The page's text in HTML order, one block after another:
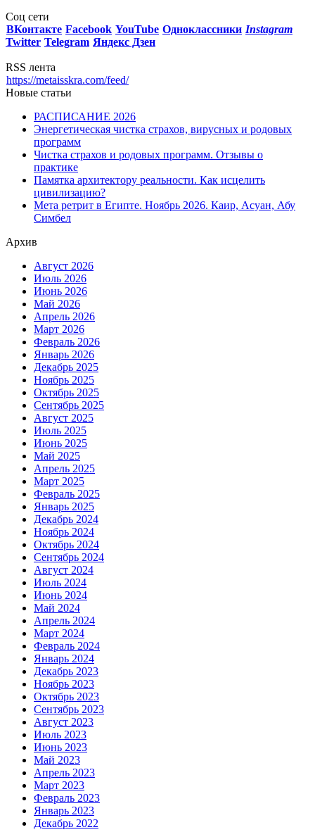
Соц сети
ВКонтакте Facebook YouTube Одноклассники Instagram
Twitter Telegram Яндекс Дзен
RSS лента
https://metaisskra.com/feed/
Новые статьи
РАСПИСАНИЕ 2026
Энергетическая чистка страхов, вирусных и родовых
программ
Чистка страхов и родовых программ. Отзывы о
практике
Памятка архитектору реальности. Как исцелить
цивилизацию?
Мета ретрит в Египте. Ноябрь 2026. Каир, Асуан, Абу
Симбел
Архив
Август 2026
Июль 2026
Июнь 2026
Май 2026
Апрель 2026
Март 2026
Февраль 2026
Январь 2026
Декабрь 2025
Ноябрь 2025
Октябрь 2025
Сентябрь 2025
Август 2025
Июль 2025
Июнь 2025
Май 2025
Апрель 2025
Март 2025
Февраль 2025
Январь 2025
Декабрь 2024
Ноябрь 2024
Октябрь 2024
Сентябрь 2024
Август 2024
Июль 2024
Июнь 2024
Май 2024
Апрель 2024
Март 2024
Февраль 2024
Январь 2024
Декабрь 2023
Ноябрь 2023
Октябрь 2023
Сентябрь 2023
Август 2023
Июль 2023
Июнь 2023
Май 2023
Апрель 2023
Март 2023
Февраль 2023
Январь 2023
Декабрь 2022